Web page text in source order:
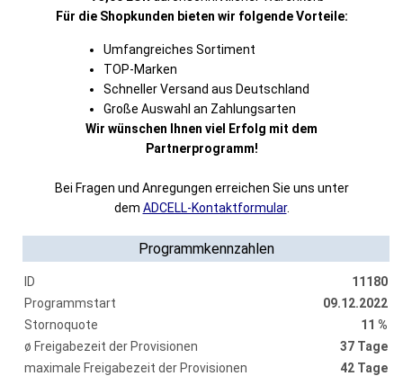
Für die Shopkunden bieten wir folgende Vorteile:
Umfangreiches Sortiment
TOP-Marken
Schneller Versand aus Deutschland
Große Auswahl an Zahlungsarten
Wir wünschen Ihnen viel Erfolg mit dem
Partnerprogramm!
Bei Fragen und Anregungen erreichen Sie uns unter
dem ADCELL-Kontaktformular.
Programmkennzahlen
ID
11180
Programmstart
09.12.2022
Stornoquote
11 %
ø Freigabezeit der Provisionen
37 Tage
maximale Freigabezeit der Provisionen
42 Tage